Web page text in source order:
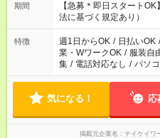
期間
【急募＊即日スタート
法に基づく規定あり）
特徴 週1日からOK / 日払いOK /
業・WワークOK / 服装自
集 / 電話対応なし / パソ
気になる！ 応
掲載元企業名 テイケイワ